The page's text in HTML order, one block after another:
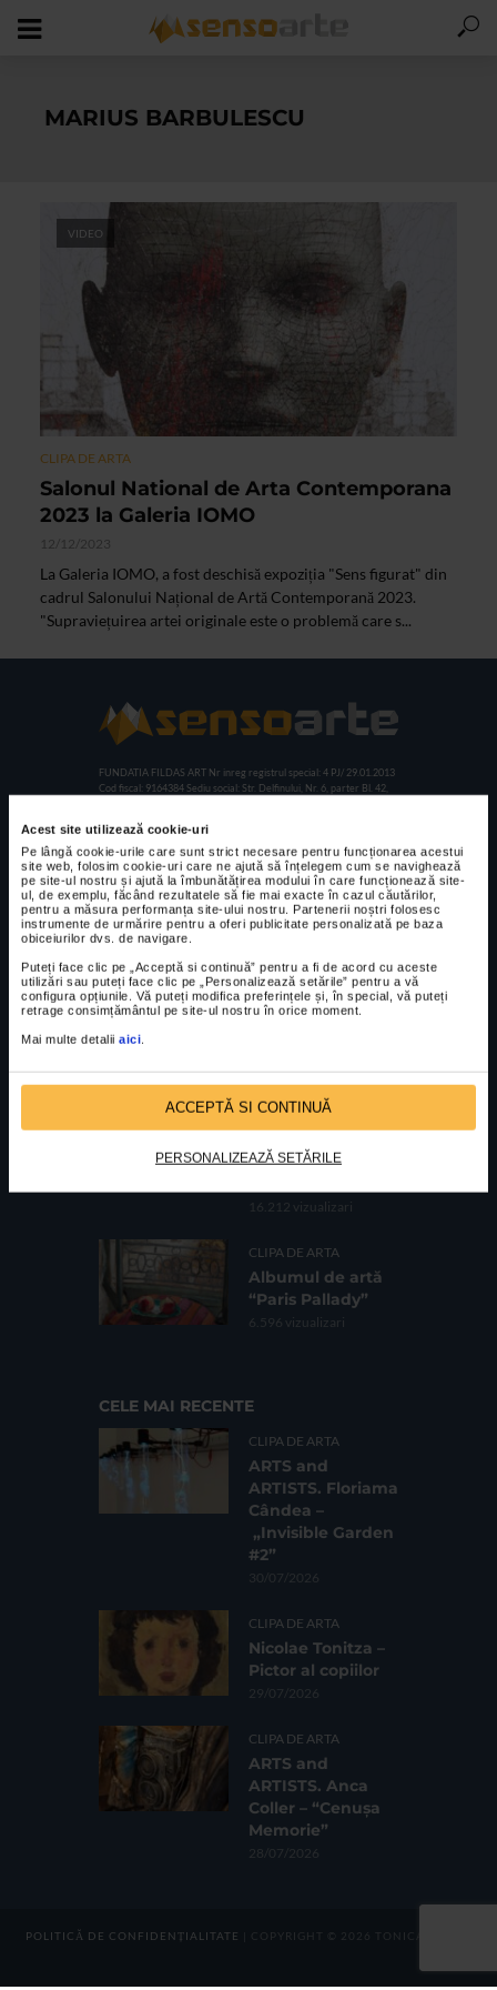
Acest site utilizează cookie-uri
Pe lângă cookie-urile care sunt strict necesare pentru funcționarea acestui
site web, folosim cookie-uri care ne ajută să înțelegem cum se navighează
pe site-ul nostru și ajută la îmbunătățirea modului în care funcționează site-
ul, de exemplu, făcând rezultatele să fie mai exacte în cazul căutărilor,
pentru a măsura performanța site-ului nostru. Partenerii noștri folosesc
instrumente de urmărire pentru a oferi publicitate personalizată pe baza
obiceiurilor dvs. de navigare.
Puteți face clic pe „Acceptă si continuă” pentru a fi de acord cu aceste
utilizări sau puteți face clic pe „Personalizează setările” pentru a vă
configura opțiunile. Vă puteți modifica preferințele și, în special, vă puteți
retrage consimțământul pe site-ul nostru în orice moment.
Mai multe detalii aici.
ACCEPTĂ SI CONTINUĂ
PERSONALIZEAZĂ SETĂRILE
MARIUS BARBULESCU
VIDEO
CLIPA DE ARTA
Salonul National de Arta Contemporana
2023 la Galeria IOMO
12/12/2023
La Galeria IOMO, a fost deschisă expoziția "Sens figurat" din
cadrul Salonului Național de Artă Contemporană 2023.
"Supraviețuirea artei originale este o problemă care s...
FUNDATIA FILDAS ART Nr inreg registrul special: 4 PJ/ 29.01.2013
Cod fiscal: 9164384 Sediu social: Str. Delfinului, Nr. 6, parter Bl. 42,
CELE MAI VIZUALIZATE
CLIPA DE ARTA
Expoziția de
pictură și
sculptură „Sărbăt
oarea florilor” la
Fotografii de
în expoziția HOME
16.212 vizualizari
CLIPA DE ARTA
Albumul de artă
“Paris Pallady”
6.596 vizualizari
CELE MAI RECENTE
CLIPA DE ARTA
ARTS and
ARTISTS. Floriama
Cândea –
„Invisible Garden
#2”
30/07/2026
CLIPA DE ARTA
Nicolae Tonitza –
Pictor al copiilor
29/07/2026
CLIPA DE ARTA
ARTS and
ARTISTS. Anca
Coller – “Cenușa
Memorie”
28/07/2026
POLITICĂ DE CONFIDENȚIALITATE | COPYRIGHT © 2026 TONICA GROUP